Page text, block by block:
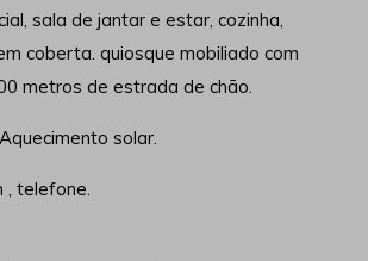
sala de jantar e estar, cozinha,
coberta. quiosque mobiliado com
metros de estrada de chão.
solar.
, telefone.